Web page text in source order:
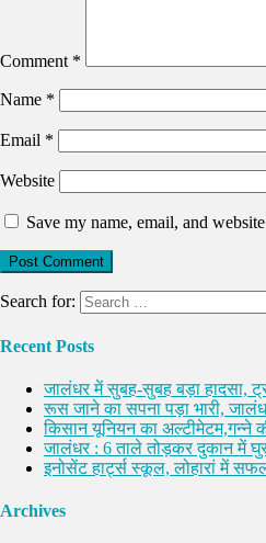
Comment *
Name *
Email *
Website
Save my name, email, and
Search for:
Recent Posts
जालंधर में सुबह-सुबह बड़ा हादसा,
रूस जाने का सपना पड़ा भारी,
किसान यूनियन का अल्टीमेटम,गन्ने
जालंधर : 6 ताले तोड़कर दुकान में
इनोसेंट हार्ट्स स्कूल, लोहारां में
Archives